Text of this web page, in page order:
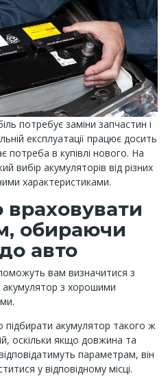
потребує заміни запчастин і
експлуатації працює досить
потреба в купівлі нового. На
вибір акумуляторів від різних
характеристиками.
обираючи
авто
вам визначитися з
з хорошими
підбирати акумулятор такого ж
оскільки якщо довжина та
параметрам, він
у відповідному місці.